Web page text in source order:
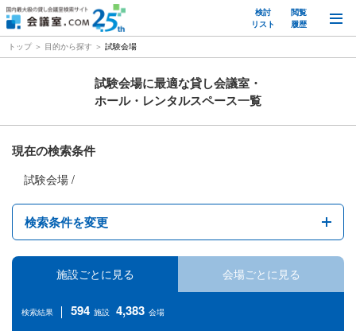
検討
リスト
閲覧
履歴
トップ 目的から探す 試験会場
試験会場に最適な貸し会議室・
ホール・レンタルスペース一覧
現在の検索条件
試験会場
検索条件を変更
エリア
施設ごとに見る 会場ごとに見る
検索結果 594 施設 4,383 会場